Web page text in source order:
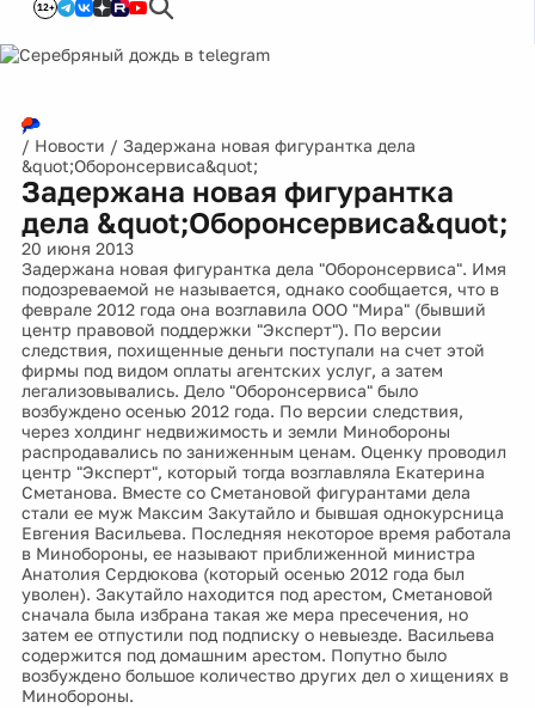
12+
/ Новости / Задержана новая фигурантка дела
&quot;Оборонсервиса&quot;
Задержана новая фигурантка
дела &quot;Оборонсервиса&quot;
20 июня 2013
Задержана новая фигурантка дела "Оборонсервиса". Имя
подозреваемой не называется, однако сообщается, что в
феврале 2012 года она возглавила ООО "Мира" (бывший
центр правовой поддержки "Эксперт"). По версии
следствия, похищенные деньги поступали на счет этой
фирмы под видом оплаты агентских услуг, а затем
легализовывались. Дело "Оборонсервиса" было
возбуждено осенью 2012 года. По версии следствия,
через холдинг недвижимость и земли Минобороны
распродавались по заниженным ценам. Оценку проводил
центр "Эксперт", который тогда возглавляла Екатерина
Сметанова. Вместе со Сметановой фигурантами дела
стали ее муж Максим Закутайло и бывшая однокурсница
Евгения Васильева. Последняя некоторое время работала
в Минобороны, ее называют приближенной министра
Анатолия Сердюкова (который осенью 2012 года был
уволен). Закутайло находится под арестом, Сметановой
сначала была избрана такая же мера пресечения, но
затем ее отпустили под подписку о невыезде. Васильева
содержится под домашним арестом. Попутно было
возбуждено большое количество других дел о хищениях в
Минобороны.